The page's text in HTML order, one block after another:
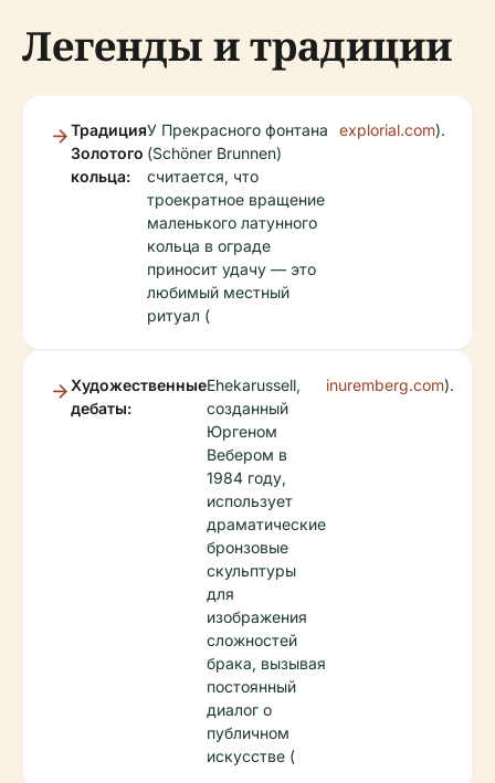
Легенды и традиции
Традиция
Золотого
кольца:
У Прекрасного фонтана
(Schöner Brunnen)
считается, что
троекратное вращение
маленького латунного
кольца в ограде
приносит удачу — это
любимый местный
ритуал (
explorial.com).
Художественные
дебаты:
Ehekarussell,
созданный
Юргеном
Вебером в
1984 году,
использует
драматические
бронзовые
скульптуры
для
изображения
сложностей
брака, вызывая
постоянный
диалог о
публичном
искусстве (
inuremberg.com).